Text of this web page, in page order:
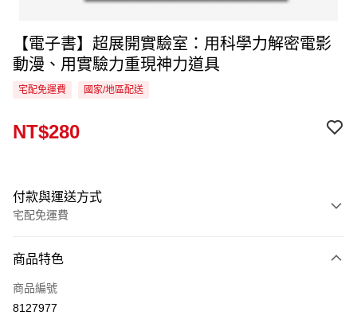
【電子書】超展開實驗室：用科學力解密電影
動漫、用實驗力重現神力道具
宅配免運費 國家/地區配送
NT$280
付款與運送方式
宅配免運費
信用卡一次付款
LINE Pay
商品特色
商品編號
8127977